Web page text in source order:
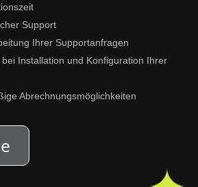
Support
Ihrer Supportanfragen
Installation und Konfiguration Ihrer
Abrechnungsmöglichkeiten